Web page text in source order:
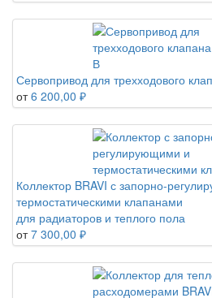
Сервопривод для трехходового
от 6 200,00 ₽
Коллектор BRAVI с запорно-
термостатическими клапанами
для радиаторов и теплого пола
от 7 300,00 ₽